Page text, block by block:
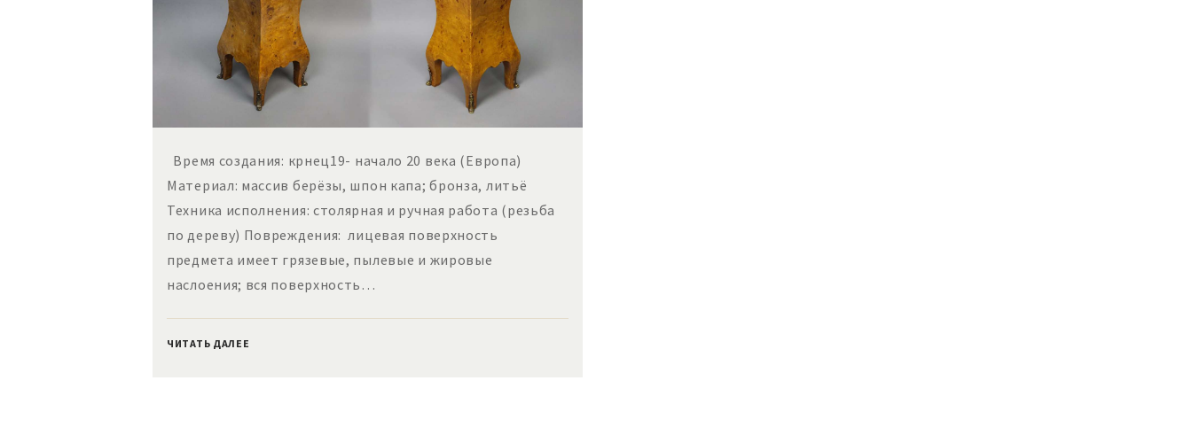
Время создания: крнец19- начало 20 века (Европа)
Материал: массив берёзы, шпон капа; бронза, литьё
Техника исполнения: столярная и ручная работа (резьба
по дереву) Повреждения: лицевая поверхность
предмета имеет грязевые, пылевые и жировые
наслоения; вся поверхность…
ЧИТАТЬ ДАЛЕЕ